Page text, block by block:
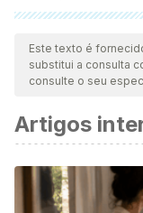
Todas as fontes
nossa equipe para
atualidade e
cientificamente.
Aromatherapy
Pharm. 77. 375-
Este texto é
substitui a consulta
consulte o seu
Artigos